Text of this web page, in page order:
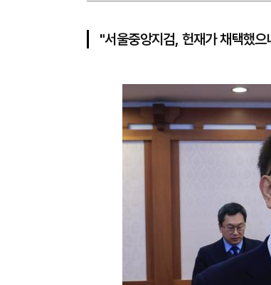
"서울중앙지검, 헌재가 채택했